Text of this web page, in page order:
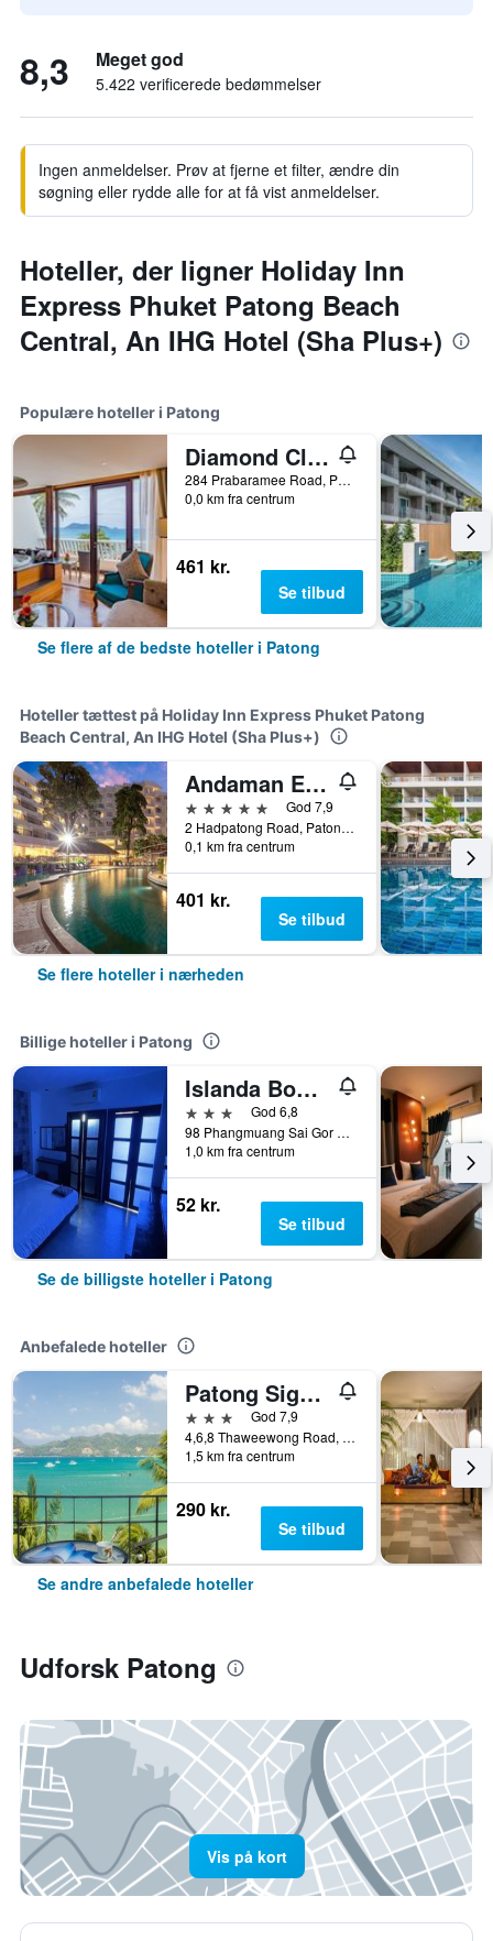
8,3 Meget god
5.422 verificerede bedømmelser
Ingen anmeldelser. Prøv at fjerne et filter, ændre din
søgning eller rydde alle for at få vist anmeldelser.
Hoteller, der ligner Holiday Inn
Express Phuket Patong Beach
Central, An IHG Hotel (Sha Plus+)
Populære hoteller i Patong
Diamond Cliff Resort & Spa, Patong Beach
284 Prabaramee Road, Patong, Thailand
0,0 km fra centrum
461 kr.
Se tilbud
Se flere af de bedste hoteller i Patong
Hoteller tættest på Holiday Inn Express Phuket Patong
Beach Central, An IHG Hotel (Sha Plus+)
Andaman Embrace Patong
5 stjerner
God 7,9
2 Hadpatong Road, Patong Beach, Patong, Thailand
0,1 km fra centrum
401 kr.
Se tilbud
Se flere hoteller i nærheden
Billige hoteller i Patong
Islanda Boutique Hotel
3 stjernerGod 6,8
98 Phangmuang Sai Gor Road, Patong, Thailand
1,0 km fra centrum
52 kr.
Se tilbud
Se de billigste hoteller i Patong
Anbefalede hoteller
Patong Signature Boutique Hotel
3 stjernerGod 7,9
4,6,8 Thaweewong Road, Patong, Thailand
1,5 km fra centrum
290 kr.
Se tilbud
Se andre anbefalede hoteller
Udforsk Patong
Vis på kort